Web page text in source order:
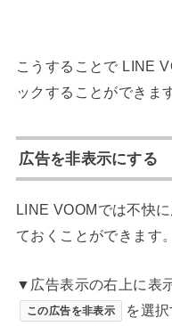
こうすることで LINE
ックすることができま
広告を非表示にする
LINE VOOMでは不快
ておくことができます。
▼広告表示の右上に表
この広告を非表示
を選